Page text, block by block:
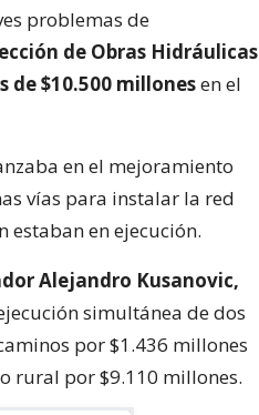
problemas de
de Obras Hidráulicas
de $10.500 millonesen el
en el mejoramiento
vías para instalar la red
estaban en ejecución.
Alejandro Kusanovic,
simultánea de dos
por $1.436 millones
rural por $9.110 millones.